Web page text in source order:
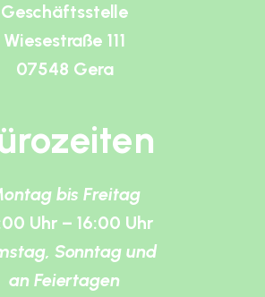
Geschäftsstelle
Wiesestraße 111
07548 Gera
bis Freitag
Uhr – 16:00 Uhr
Sonntag und
an Feiertagen